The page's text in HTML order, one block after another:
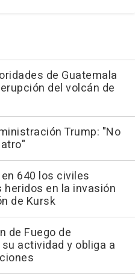
de Guatemala
del volcán de
Trump: "No
640 los civiles
en la invasión
de Kursk
de Fuego de
actividad y obliga a